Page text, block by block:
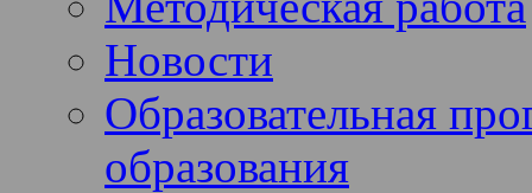
Новости
Образовательная
образования